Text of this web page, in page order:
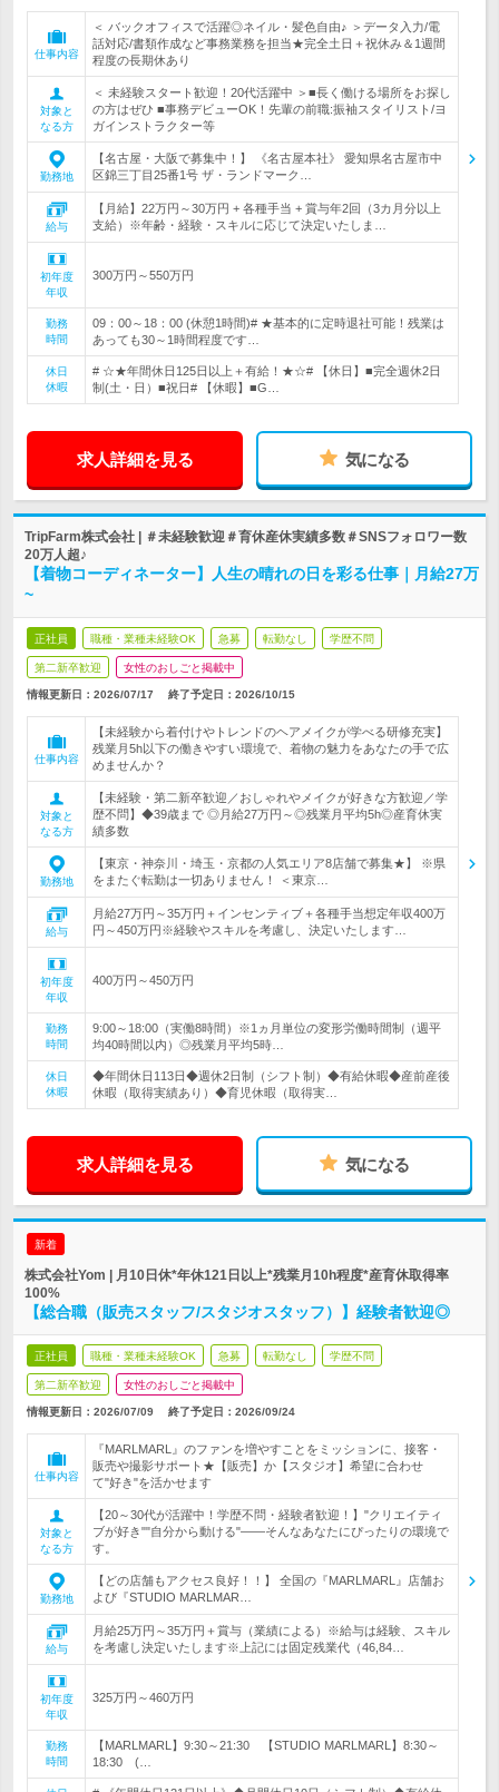
仕事内容
＜ バックオフィスで活躍◎ネイル・髪色自由♪ ＞データ入力/電
話対応/書類作成など事務業務を担当★完全土日＋祝休み＆1週間
程度の長期休あり
対象と
なる方
＜ 未経験スタート歓迎！20代活躍中 ＞■長く働ける場所をお探し
の方はぜひ ■事務デビューOK！先輩の前職:振袖スタイリスト/ヨ
ガインストラクター等
勤務地
【名古屋・大阪で募集中！】 《名古屋本社》 愛知県名古屋市中
区錦三丁目25番1号 ザ・ランドマーク…
給与
【月給】22万円～30万円 + 各種手当 + 賞与年2回（3カ月分以上
支給）※年齢・経験・スキルに応じて決定いたしま…
初年度
年収
300万円～550万円
勤務
時間
09：00～18：00 (休憩1時間)# ★基本的に定時退社可能！残業は
あっても30～1時間程度です…
休日
休暇
# ☆★年間休日125日以上＋有給！★☆# 【休日】■完全週休2日
制(土・日）■祝日# 【休暇】■G…
求人詳細を見る 気になる
TripFarm株式会社 | ＃未経験歓迎＃育休産休実績多数＃SNSフォロワー数
20万人超♪
【着物コーディネーター】人生の晴れの日を彩る仕事｜月給27万
~
正社員 職種・業種未経験OK 急募 転勤なし 学歴不問
第二新卒歓迎 女性のおしごと掲載中
情報更新日：2026/07/17 終了予定日： 2026/10/15
仕事内容
【未経験から着付けやトレンドのヘアメイクが学べる研修充実】
残業月5h以下の働きやすい環境で、着物の魅力をあなたの手で広
めませんか？
対象と
なる方
【未経験・第二新卒歓迎／おしゃれやメイクが好きな方歓迎／学
歴不問】◆39歳まで ◎月給27万円～◎残業月平均5h◎産育休実
績多数
勤務地
【東京・神奈川・埼玉・京都の人気エリア8店舗で募集★】 ※県
をまたぐ転勤は一切ありません！ ＜東京…
給与
月給27万円～35万円＋インセンティブ＋各種手当想定年収400万
円～450万円※経験やスキルを考慮し、決定いたします…
初年度
年収
400万円～450万円
勤務
時間
9:00～18:00（実働8時間）※1ヵ月単位の変形労働時間制（週平
均40時間以内）◎残業月平均5時…
休日
休暇
◆年間休日113日◆週休2日制（シフト制）◆有給休暇◆産前産後
休暇（取得実績あり）◆育児休暇（取得実…
求人詳細を見る 気になる
新着
株式会社Yom | 月10日休*年休121日以上*残業月10h程度*産育休取得率
100%
【総合職（販売スタッフ/スタジオスタッフ）】経験者歓迎◎
正社員 職種・業種未経験OK 急募 転勤なし 学歴不問
第二新卒歓迎 女性のおしごと掲載中
情報更新日：2026/07/09 終了予定日： 2026/09/24
仕事内容
『MARLMARL』のファンを増やすことをミッションに、接客・
販売や撮影サポート★【販売】か【スタジオ】希望に合わせ
て"好き"を活かせます
対象と
なる方
【20～30代が活躍中！学歴不問・経験者歓迎！】"クリエイティ
ブが好き""自分から動ける"――そんなあなたにぴったりの環境で
す。
勤務地
【どの店舗もアクセス良好！！】 全国の『MARLMARL』店舗お
よび『STUDIO MARLMAR…
給与
月給25万円～35万円＋賞与（業績による）※給与は経験、スキル
を考慮し決定いたします※上記には固定残業代（46,84…
初年度
年収
325万円～460万円
勤務
時間
【MARLMARL】9:30～21:30 【STUDIO MARLMARL】8:30～
18:30 (…